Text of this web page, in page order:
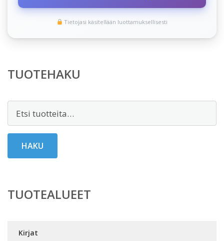
Tietojasi käsitellään luottamuksellisesti
TUOTEHAKU
HAKU
TUOTEALUEET
Kirjat